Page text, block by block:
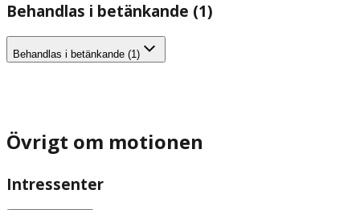
Behandlas i betänkande (1)
Behandlas i betänkande (1)
Övrigt om motionen
Intressenter